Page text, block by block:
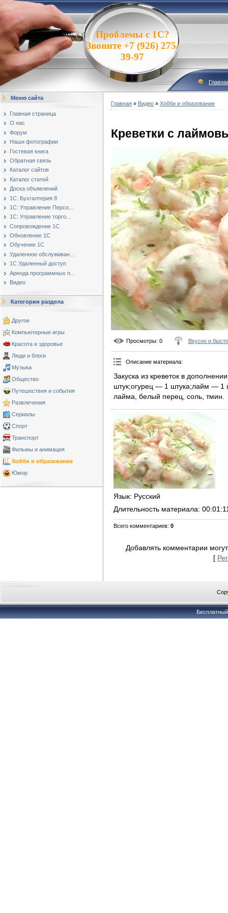
Проблемы с 1С?
Звоните +7 (926) 275-
39-97
Меню сайта
Главная страница
О нас
Форум
Наши фотографии
Гостевая книга
Обратная связь
Каталог сайтов
Каталог статей
Доска объявлений
1С: Бухгалтерия 8
1С: Управление Персо...
1С: Управление торго...
Сопровождение 1С
Обновление 1С
Обучение 1С
Удаленное обслуживан...
1С Удаленный доступ
Аренда программных п...
Видео
Категории раздела
Другое
Компьютерные игры
Красота и здоровье
Люди и блоги
Музыка
Общество
Путешествия и события
Развлечения
Сериалы
Спорт
Транспорт
Фильмы и анимация
Хобби и образование
Юмор
Главная » Видео » Хобби и образование
Креветки с
Просмотры: 0 Вкусно и
Описание материала:
Закуска из креветок в
штук;огурец — 1 штука;лайм — 1
лайма, белый перец, соль, тмин.
Язык: Русский
Длительность материала:
Всего комментариев: 0
Добавлять комментарии
[